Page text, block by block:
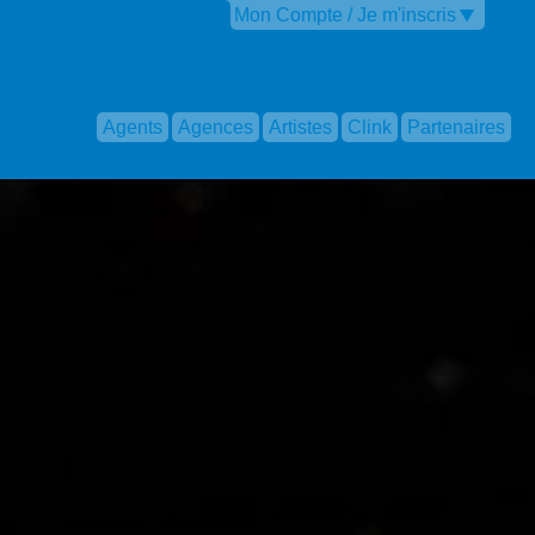
Mon Compte / Je m'inscris
Agents Agences Artistes Clink Partenaires